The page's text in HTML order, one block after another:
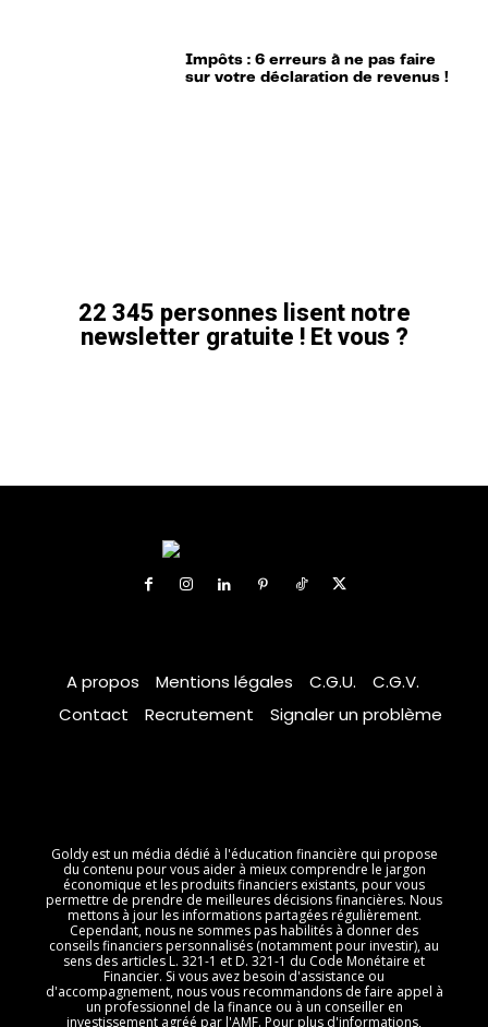
Impôts : 6 erreurs à ne pas faire
sur votre déclaration de revenus !
22 345 personnes lisent notre
newsletter gratuite ! Et vous ?
A propos Mentions légales C.G.U.
C.G.V.
Contact
Recrutement Signaler un problème
Goldy est un média dédié à l'éducation financière qui propose
du contenu pour vous aider à mieux comprendre le jargon
économique et les produits financiers existants, pour vous
permettre de prendre de meilleures décisions financières. Nous
mettons à jour les informations partagées régulièrement.
Cependant, nous ne sommes pas habilités à donner des
conseils financiers personnalisés (notamment pour investir), au
sens des articles L. 321-1 et D. 321-1 du Code Monétaire et
Financier. Si vous avez besoin d'assistance ou
d'accompagnement, nous vous recommandons de faire appel à
un professionnel de la finance ou à un conseiller en
investissement agréé par l'AMF. Pour plus d'informations,